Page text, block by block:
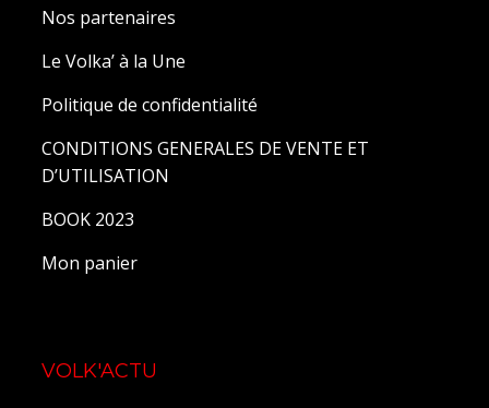
Nos partenaires
Le Volka’ à la Une
Politique de confidentialité
CONDITIONS GENERALES DE VENTE ET
D’UTILISATION
BOOK 2023
Mon panier
VOLK'ACTU